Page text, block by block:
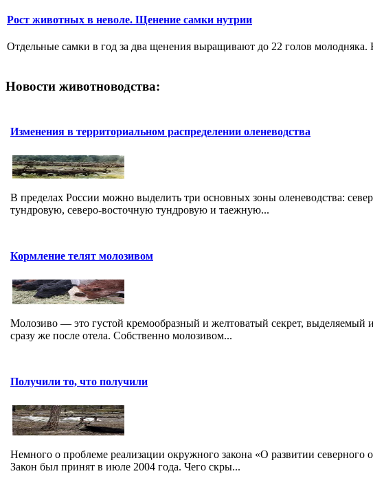
Рост животных в неволе. Щенение самки нутрии
Отдельные самки в год за два щенения выращивают до 22 голов
Новости животноводства:
Изменения в территориальном распределении оленеводства
В пределах России можно выделить три основных зоны оленеводства:
тундровую, северо-восточную тундровую и таежную...
Кормление телят молозивом
Молозиво — это густой кремообразный и желтоватый секрет, выделяемый
сразу же после отела. Собственно молозивом...
Получили то, что получили
Немного о проблеме реализации окружного закона «О развитии северного
Закон был принят в июле 2004 года. Чего скры...